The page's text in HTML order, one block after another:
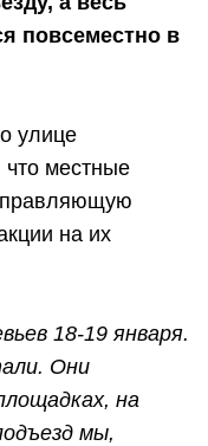
повсеместно в
улице
что местные
на их
18-19 января.
Они
на
мы,